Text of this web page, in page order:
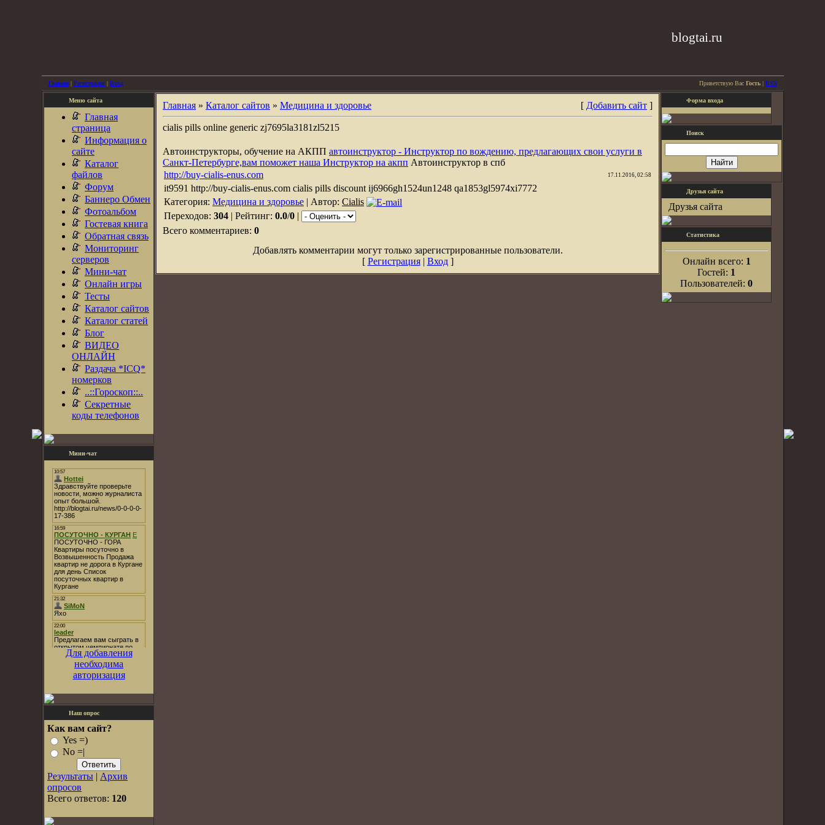
blogtai.ru
Главная | Регистрация | Вход Приветствую Вас Гость | RSS
Меню сайта
Главная
страница
Информация о
сайте
Каталог
файлов
Форум
Баннеро Обмен
Фотоальбом
Гостевая книга
Обратная связь
Мониторинг
серверов
Мини-чат
Онлайн игры
Тесты
Каталог сайтов
Каталог статей
Блог
ВИДЕО
ОНЛАЙН
Раздача *ICQ*
номерков
..::Гороскоп::..
Секретные
коды телефонов
Мини-чат
Для добавления
необходима
авторизация
Наш опрос
Как вам сайт?
Yes =)
No =|
Результаты | Архив
опросов
Всего ответов: 120
Главная » Каталог сайтов » Медицина и здоровье [ Добавить сайт ]
cialis pills online generic zj7695la3181zl5215
Автоинструкторы, обучение на АКПП автоинструктор - Инструктор по вождению, предлагающих свои услуги в
Санкт-Петербурге,вам поможет наша Инструктор на акпп Автоинструктор в спб
http://buy-cialis-enus.com
17.11.2016, 02:58
it9591 http://buy-cialis-enus.com cialis pills discount ij6966gh1524un1248 qa1853gl5974xi7772
Категория: Медицина и здоровье | Автор: Cialis
Переходов: 304 | Рейтинг: 0.0/0 |
Всего комментариев: 0
Добавлять комментарии могут только зарегистрированные пользователи.
[ Регистрация| Вход]
Форма входа
Поиск
Друзья сайта
Друзья сайта
Статистика
Онлайн всего: 1
Гостей: 1
Пользователей: 0